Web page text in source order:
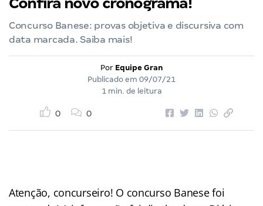
Concurso Banese: provas objetiva e discursiva com
data marcada. Saiba mais!
Por Equipe Gran
Publicado em 09/07/21
1 min. de leitura
0 0
Atenção, concurseiro! O concurso Banese foi